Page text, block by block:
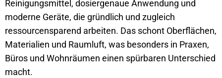
Reinigungsmittel, dosiergenaue Anwendung und
moderne Geräte, die gründlich und zugleich
ressourcensparend arbeiten. Das schont Oberflächen,
Materialien und Raumluft, was besonders in Praxen,
Büros und Wohnräumen einen spürbaren Unterschied
macht.